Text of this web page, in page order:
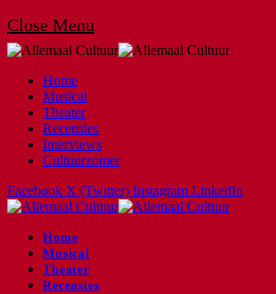
Close Menu
Home
Musical
Theater
Recensies
Interviews
Cultuurzomer
Facebook X (Twitter) Instagram LinkedIn
Home
Musical
Theater
Recensies